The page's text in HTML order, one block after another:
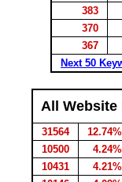
383
370
367
Next 50
All Website
31564 12.74%
10500
4.24%
10431
4.21%